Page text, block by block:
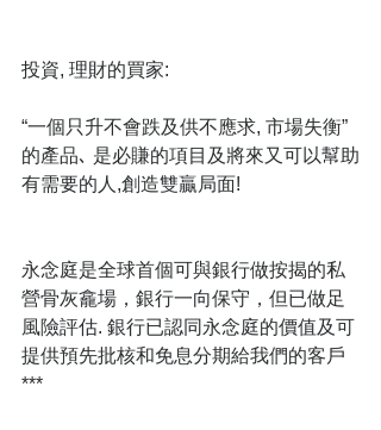
投資, 理財的買家:
“一個只升不會跌及供不應求, 市場失衡”
的產品､ 是必賺的項目及將來又可以幫助
有需要的人,創造雙贏局面!
永念庭是全球首個可與銀行做按揭的私
營骨灰龕場，銀行一向保守，但已做足
風險評估. 銀行已認同永念庭的價值及可
提供預先批核和免息分期給我們的客戶
***